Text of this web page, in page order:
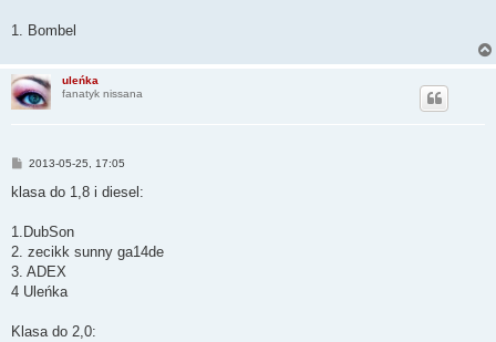
1. Bombel
uleńka
fanatyk nissana
P
s
2013-05-25, 17:05
klasa do 1,8 i diesel:
1.DubSon
2. zecikk sunny ga14de
3. ADEX
4 Uleńka
Klasa do 2,0: